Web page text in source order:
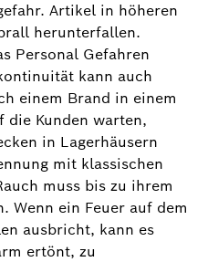
Artikel in höheren
herunterfallen.
Personal Gefahren
kann auch
einem Brand in einem
die Kunden warten,
in Lagerhäusern
mit klassischen
muss bis zu ihrem
Wenn ein Feuer auf dem
ausbricht, kann es
ertönt, zu